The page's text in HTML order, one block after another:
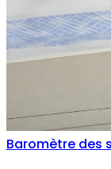
Baromètre des